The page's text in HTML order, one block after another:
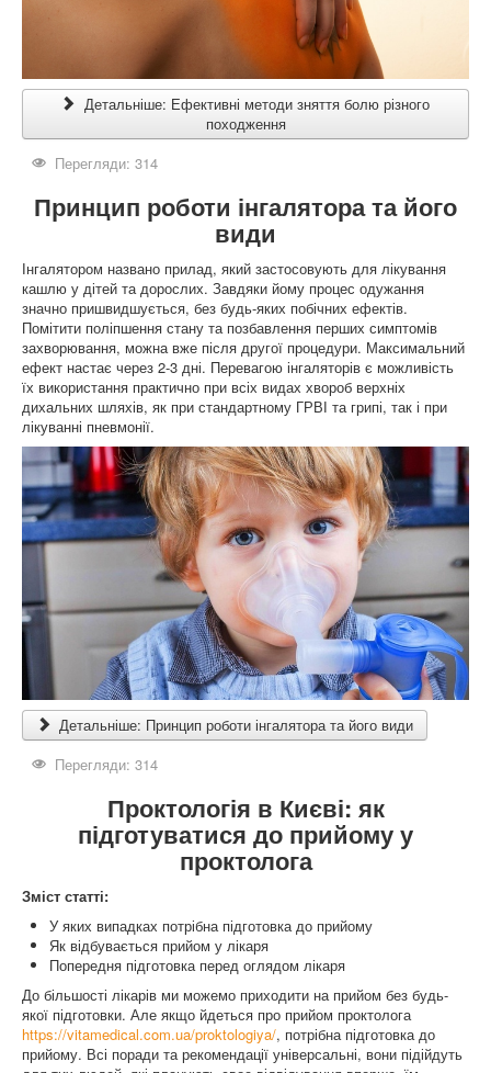
Детальніше: Ефективні методи зняття болю різного
походження
Перегляди: 314
Принцип роботи інгалятора та його
види
Інгалятором названо прилад, який застосовують для лікування
кашлю у дітей та дорослих. Завдяки йому процес одужання
значно пришвидшується, без будь-яких побічних ефектів.
Помітити поліпшення стану та позбавлення перших симптомів
захворювання, можна вже після другої процедури. Максимальний
ефект настає через 2-3 дні. Перевагою інгаляторів є можливість
їх використання практично при всіх видах хвороб верхніх
дихальних шляхів, як при стандартному ГРВІ та грипі, так і при
лікуванні пневмонії.
Детальніше: Принцип роботи інгалятора та його види
Перегляди: 314
Проктологія в Києві: як
підготуватися до прийому у
проктолога
Зміст статті:
У яких випадках потрібна підготовка до прийому
Як відбувається прийом у лікаря
Попередня підготовка перед оглядом лікаря
До більшості лікарів ми можемо приходити на прийом без будь-
якої підготовки. Але якщо йдеться про прийом проктолога
https://vitamedical.com.ua/proktologiya/, потрібна підготовка до
прийому. Всі поради та рекомендації універсальні, вони підійдуть